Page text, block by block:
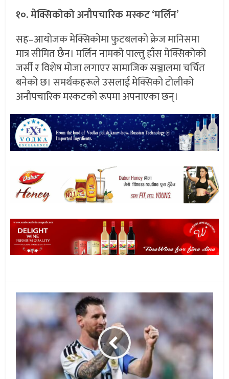
१०. मेक्सिकोको अनौपचारिक मस्कट ‘मर्लिन’
सह–आयोजक मेक्सिकोमा फुटबलको क्रेज मानिसमा
मात्र सीमित छैन। मर्लिन नामको पाल्तु हाँस मेक्सिकोको
जर्सी र विशेष मोजा लगाएर सामाजिक सञ्जालमा चर्चित
बनेको छ। समर्थकहरूले उसलाई मेक्सिको टोलीको
अनौपचारिक मस्कटको रूपमा अपनाएका छन्।